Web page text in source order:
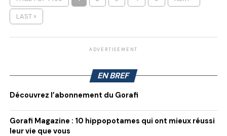
LAST »
ADVERTISEMENT
EN BREF
Découvrez l’abonnement du Gorafi
Gorafi Magazine : 10 hippopotames qui ont mieux réussi
leur vie que vous